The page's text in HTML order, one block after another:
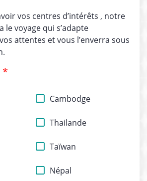
vos centres d’intérêts , notre
le voyage qui s’adapte
attentes et vous l’enverra sous
*
Cambodge
Thailande
Taïwan
Népal